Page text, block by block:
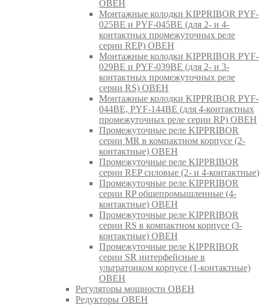
ОВЕН
Монтажные колодки KIPPRIBOR PYF-
025BE и PYF-045BE (для 2- и 4-
контактных промежуточных реле
серии REP) ОВЕН
Монтажные колодки KIPPRIBOR PYF-
029BE и PYF-039BE (для 2- и 3-
контактных промежуточных реле
серии RS) ОВЕН
Монтажные колодки KIPPRIBOR PYF-
044BE, PYF-144BE (для 4-контактных
промежуточных реле серии RP) ОВЕН
Промежуточные реле KIPPRIBOR
серии MR в компактном корпусе (2-
контактные) ОВЕН
Промежуточные реле KIPPRIBOR
серии REP силовые (2- и 4-контактные)
Промежуточные реле KIPPRIBOR
серии RP общепромышленные (4-
контактные) ОВЕН
Промежуточные реле KIPPRIBOR
серии RS в компактном корпусе (3-
контактные) ОВЕН
Промежуточные реле KIPPRIBOR
серии SR интерфейсные в
ультратонком корпусе (1-контактные)
ОВЕН
Регуляторы мощности ОВЕН
Редукторы ОВЕН